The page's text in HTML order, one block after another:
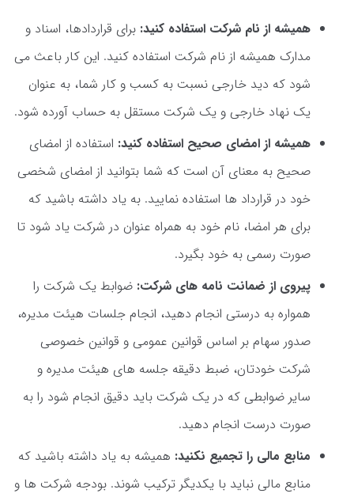
همیشه از نام شرکت استفاده کنید: برای قراردادها، اسناد و
مدارک همیشه از نام شرکت استفاده کنید. این کار باعث می
شود که دید خارجی نسبت به کسب و کار شما، به عنوان
یک نهاد خارجی و یک شرکت مستقل به حساب آورده شود.
همیشه از امضای صحیح استفاده کنید: استفاده از امضای
صحیح به معنای آن است که شما بتوانید از امضای شخصی
خود در قرارداد ها استفاده نمایید. به یاد داشته باشید که
برای هر امضا، نام خود به همراه عنوان در شرکت یاد شود تا
صورت رسمی به خود بگیرد.
پیروی از ضمانت نامه های شرکت: ضوابط یک شرکت را
همواره به درستی انجام دهید، انجام جلسات هیئت مدیره،
صدور سهام بر اساس قوانین عمومی و قوانین خصوصی
شرکت خودتان، ضبط دقیقه جلسه های هیئت مدیره و
سایر ضوابطی که در یک شرکت باید دقیق انجام شود را به
صورت درست انجام دهید.
منابع مالی را تجمیع نکنید: همیشه به یاد داشته باشید که
منابع مالی نباید با یکدیگر ترکیب شوند. بودجه شرکت ها و